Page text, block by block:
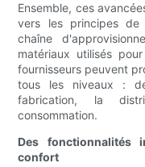
Ensemble, ces
vers les principes de
chaîne
matériaux utilisés
fournisseurs peuvent
tous les niveaux :
fabrication, la
consommation.
Des fonctionnalités
confort